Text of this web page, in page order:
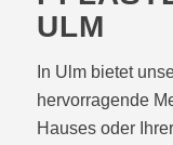
ULM
In Ulm bietet
hervorragende
Hauses oder